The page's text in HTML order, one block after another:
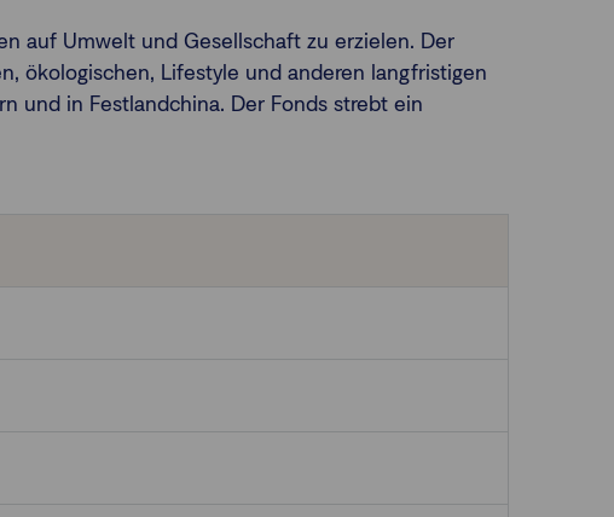
auf Umwelt und Gesellschaft zu erzielen. Der
ökologischen, Lifestyle und anderen langfristigen
und in Festlandchina. Der Fonds strebt ein